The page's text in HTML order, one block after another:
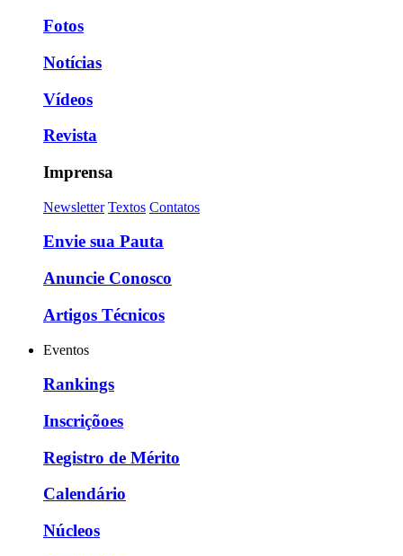
Fotos
Notícias
Vídeos
Revista
Imprensa
Newsletter Textos Contatos
Envie sua Pauta
Anuncie Conosco
Artigos Técnicos
Eventos
Rankings
Inscriçõoes
Registro de Mérito
Calendário
Núcleos